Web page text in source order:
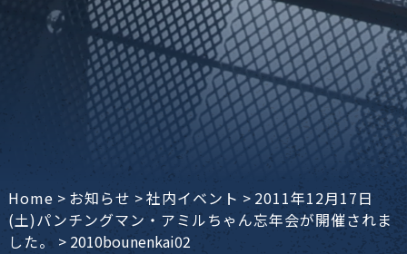
Home > お知らせ >社内イベント > 2011年12月17日
(土)パンチングマン・アミルちゃん忘年会が開催されま
した。
> 2010bounenkai02